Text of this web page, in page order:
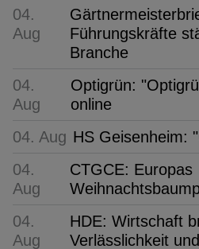
04.
Aug
Führungskräfte
Branche
04.
Aug
Optigrün:
online
04. Aug HS Geisenheim:
04.
Aug
CTGCE: Europas
04.
Aug
HDE: Wirtschaft
Verlässlichkeit